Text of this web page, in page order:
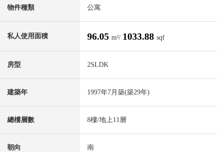
物件種類 公寓
私人使用面積 96.05 m²/ 1033.88 sqf
房型 2SLDK
建築年 1997年7月築(築29年)
總樓層數 8樓/地上11層
朝向 南